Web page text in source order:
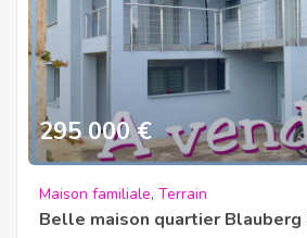
295 000€
Maison familiale, Terrain
Belle maison quartier Blauberg